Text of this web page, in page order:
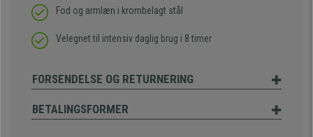
Fod og armlæn i krombelagt stål
Velegnet til intensiv daglig brug i 8 timer
FORSENDELSE OG RETURNERING
BETALINGSFORMER